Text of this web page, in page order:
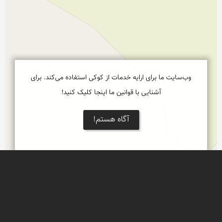
وب‌سایت ما برای ارایه خدمات از کوکی استفاده می‌کند. برای
آشنایی با قوانین ما اینجا کلیک کنید!
آگاه هستم!